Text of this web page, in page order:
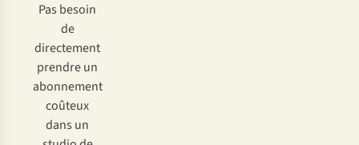
Pas besoin
de
directement
prendre un
abonnement
coûteux
dans un